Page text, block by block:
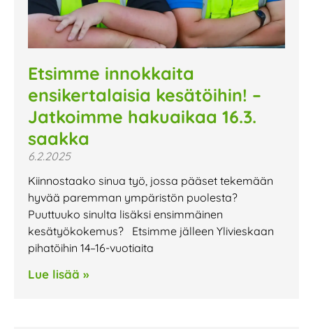
Etsimme innokkaita
ensikertalaisia kesätöihin! –
Jatkoimme hakuaikaa 16.3.
saakka
6.2.2025
Kiinnostaako sinua työ, jossa pääset tekemään
hyvää paremman ympäristön puolesta?
Puuttuuko sinulta lisäksi ensimmäinen
kesätyökokemus? Etsimme jälleen Ylivieskaan
pihatöihin 14–16-vuotiaita
Lue lisää »